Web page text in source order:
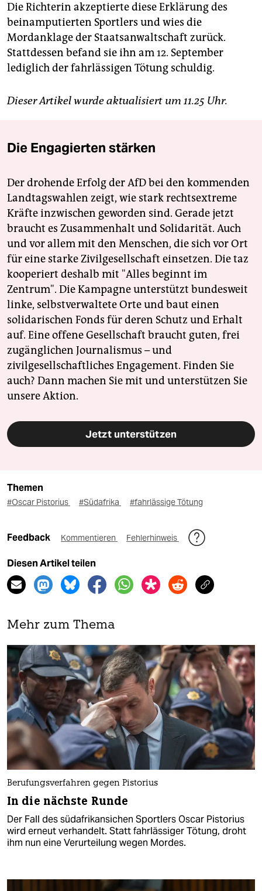
Die Richterin akzeptierte diese Erklärung des
beinamputierten Sportlers und wies die
Mordanklage der Staatsanwaltschaft zurück.
Stattdessen befand sie ihn am 12. September
lediglich der fahrlässigen Tötung schuldig.
Dieser Artikel wurde aktualisiert um 11.25 Uhr.
Die Engagierten stärken
Der drohende Erfolg der AfD bei den kommenden
Landtagswahlen zeigt, wie stark rechtsextreme
Kräfte inzwischen geworden sind. Gerade jetzt
braucht es Zusammenhalt und Solidarität. Auch
und vor allem mit den Menschen, die sich vor Ort
für eine starke Zivilgesellschaft einsetzen. Die taz
kooperiert deshalb mit "Alles beginnt im
Zentrum". Die Kampagne unterstützt bundesweit
linke, selbstverwaltete Orte und baut einen
solidarischen Fonds für deren Schutz und Erhalt
auf. Eine offene Gesellschaft braucht guten, frei
zugänglichen Journalismus – und
zivilgesellschaftliches Engagement. Finden Sie
auch? Dann machen Sie mit und unterstützen Sie
unsere Aktion.
Jetzt unterstützen
Themen
#Oscar Pistorius #Südafrika #fahrlässige Tötung
Feedback Kommentieren Fehlerhinweis
Diesen Artikel teilen
Mehr zum Thema
Berufungsverfahren gegen Pistorius
In die nächste Runde
Der Fall des südafrikansichen Sportlers Oscar Pistorius
wird erneut verhandelt. Statt fahrlässiger Tötung, droht
ihm nun eine Verurteilung wegen Mordes.